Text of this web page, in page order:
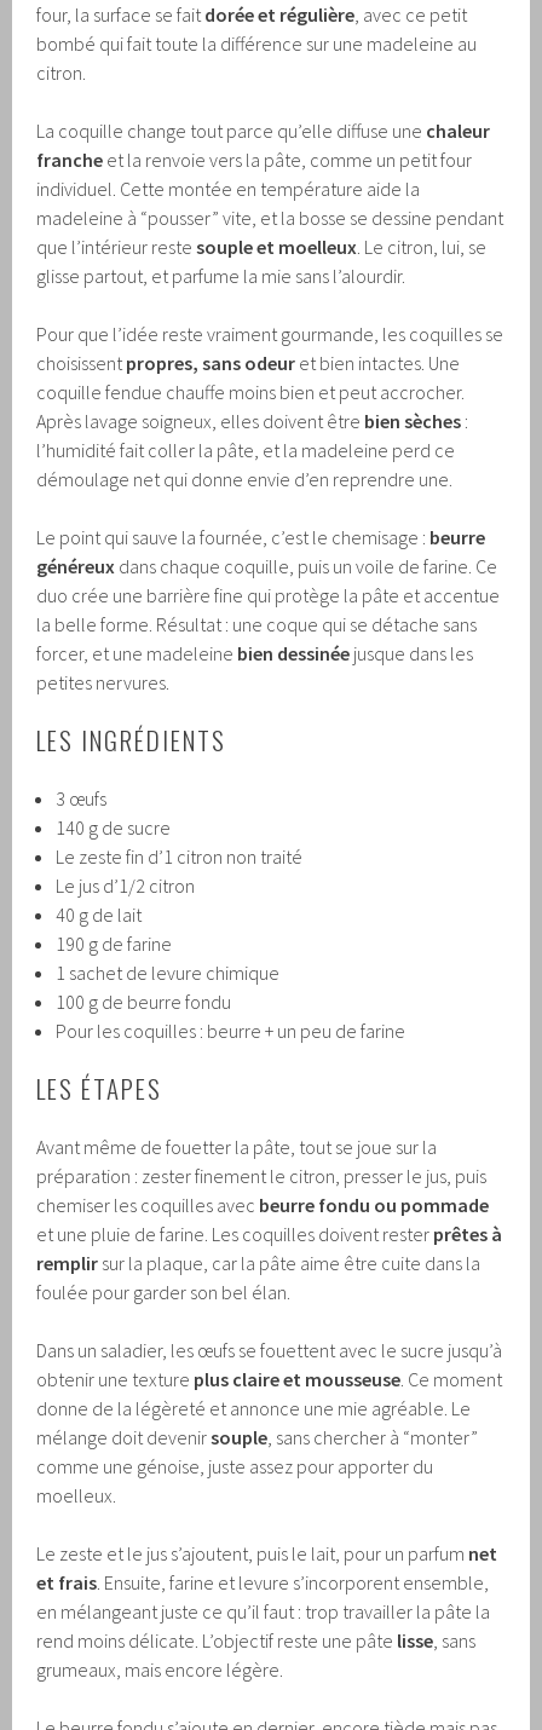
four, la surface se faitdorée et régulière, avec ce petit
bombé qui fait toute la différence sur une madeleine au
citron.
La coquille change tout parce qu’elle diffuse une chaleur
franche et la renvoie vers la pâte, comme un petit four
individuel. Cette montée en température aide la
madeleine à “pousser” vite, et la bosse se dessine pendant
que l’intérieur restesouple et moelleux. Le citron, lui, se
glisse partout, et parfume la mie sans l’alourdir.
Pour que l’idée reste vraiment gourmande, les coquilles se
choisissentpropres, sans odeur et bien intactes. Une
coquille fendue chauffe moins bien et peut accrocher.
Après lavage soigneux, elles doivent être bien sèches :
l’humidité fait coller la pâte, et la madeleine perd ce
démoulage net qui donne envie d’en reprendre une.
Le point qui sauve la fournée, c’est le chemisage : beurre
généreux dans chaque coquille, puis un voile de farine. Ce
duo crée une barrière fine qui protège la pâte et accentue
la belle forme. Résultat : une coque qui se détache sans
forcer, et une madeleine bien dessinée jusque dans les
petites nervures.
LES INGRÉDIENTS
3 œufs
140 g de sucre
Le zeste fin d’1 citron non traité
Le jus d’1/2 citron
40 g de lait
190 g de farine
1 sachet de levure chimique
100 g de beurre fondu
Pour les coquilles : beurre + un peu de farine
LES ÉTAPES
Avant même de fouetter la pâte, tout se joue sur la
préparation : zester finement le citron, presser le jus, puis
chemiser les coquilles avec beurre fondu ou pommade
et une pluie de farine. Les coquilles doivent rester prêtes à
remplir sur la plaque, car la pâte aime être cuite dans la
foulée pour garder son bel élan.
Dans un saladier, les œufs se fouettent avec le sucre jusqu’à
obtenir une texture plus claire et mousseuse. Ce moment
donne de la légèreté et annonce une mie agréable. Le
mélange doit devenirsouple, sans chercher à “monter”
comme une génoise, juste assez pour apporter du
moelleux.
Le zeste et le jus s’ajoutent, puis le lait, pour un parfum net
et frais. Ensuite, farine et levure s’incorporent ensemble,
en mélangeant juste ce qu’il faut : trop travailler la pâte la
rend moins délicate. L’objectif reste une pâte lisse, sans
grumeaux, mais encore légère.